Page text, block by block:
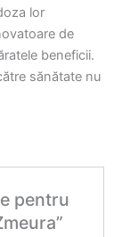
lor
de
beneficii.
sănătate nu
pentru